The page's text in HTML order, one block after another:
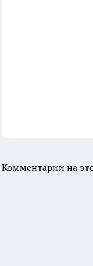
Комментарии на